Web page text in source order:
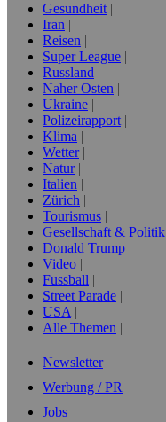
Gesundheit
Iran
Reisen
Super League
Russland
Naher Osten
Ukraine
Polizeirapport
Klima
Wetter
Natur
Italien
Zürich
Tourismus
Gesellschaft & Politik
Donald Trump
Video
Fussball
Street Parade
USA
Alle Themen
Newsletter
Werbung / PR
Jobs